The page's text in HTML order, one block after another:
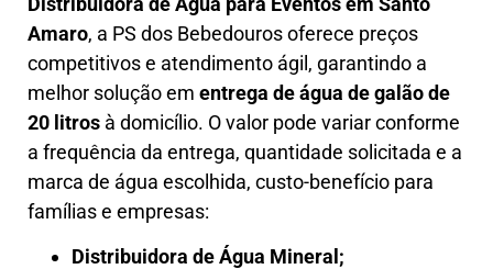
Amaro, a PS dos Bebedouros oferece preços
competitivos e atendimento ágil, garantindo a
melhor solução em entrega de água de galão de
20 litros à domicílio. O valor pode variar conforme
a frequência da entrega, quantidade solicitada e a
marca de água escolhida, custo-benefício para
famílias e empresas:
Distribuidora de Água Mineral;